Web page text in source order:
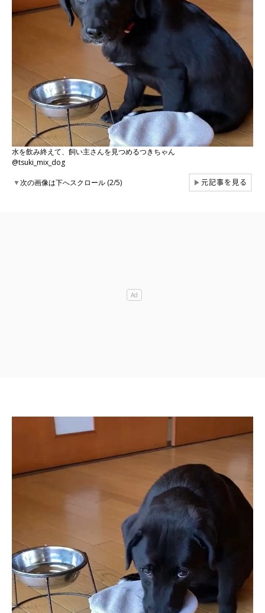
水を飲み終えて、飼い主さんを見つめるつきちゃん
@tsuki_mix_dog
▼次の画像は下へスクロール (2/5) ▶元記事を見る